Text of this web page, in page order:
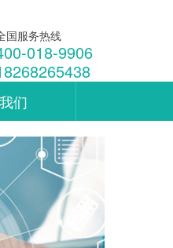
国服务热线
018-9906
们